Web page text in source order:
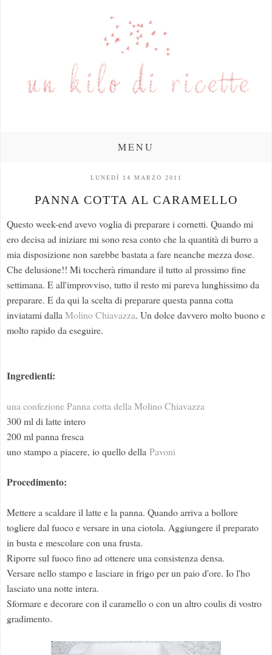
MENU
LUNEDÌ 14 MARZO 2011
PANNA COTTA AL CARAMELLO
Questo week-end avevo voglia di preparare i cornetti. Quando mi
ero decisa ad iniziare mi sono resa conto che la quantità di burro a
mia disposizione non sarebbe bastata a fare neanche mezza dose.
Che delusione!! Mi toccherà rimandare il tutto al prossimo fine
settimana. E all'improvviso, tutto il resto mi pareva lunghissimo da
preparare. E da qui la scelta di preparare questa panna cotta
inviatami dallaMolino Chiavazza. Un dolce davvero molto buono e
molto rapido da eseguire.
Ingredienti:
una confezione Panna cotta della Molino Chiavazza
300 ml di latte intero
200 ml panna fresca
uno stampo a piacere, io quello della Pavoni
Procedimento:
Mettere a scaldare il latte e la panna. Quando arriva a bollore
togliere dal fuoco e versare in una ciotola. Aggiungere il preparato
in busta e mescolare con una frusta.
Riporre sul fuoco fino ad ottenere una consistenza densa.
Versare nello stampo e lasciare in frigo per un paio d'ore. Io l'ho
lasciato una notte intera.
Sformare e decorare con il caramello o con un altro coulis di vostro
gradimento.